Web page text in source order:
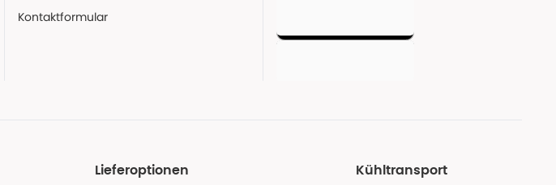
Kontaktformular
Lieferoptionen Kühltransport